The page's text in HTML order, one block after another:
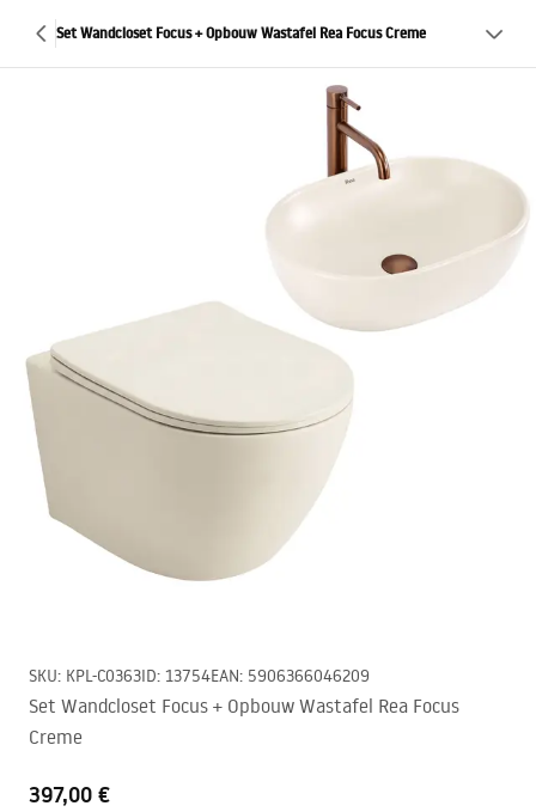
Set Wandcloset Focus + Opbouw Wastafel Rea Focus Creme
SKU: KPL-C0363ID: 13754EAN: 5906366046209
Set Wandcloset Focus + Opbouw Wastafel Rea Focus
Creme
397,00 €